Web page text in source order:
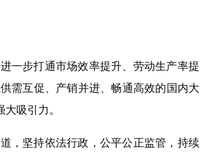
步打通市场效率提升、劳动生产率提
需互促、产销并进、畅通高效的国内大
吸引力。
坚持依法行政，公平公正监管，持续